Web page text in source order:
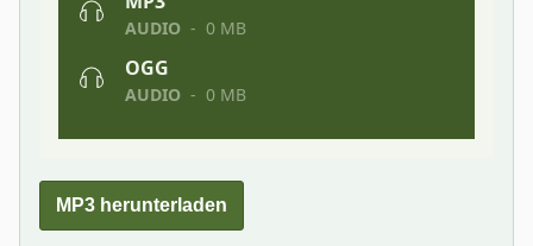
MP3 herunterladen